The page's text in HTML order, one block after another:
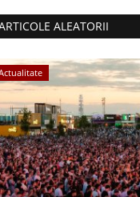
ALEATORII